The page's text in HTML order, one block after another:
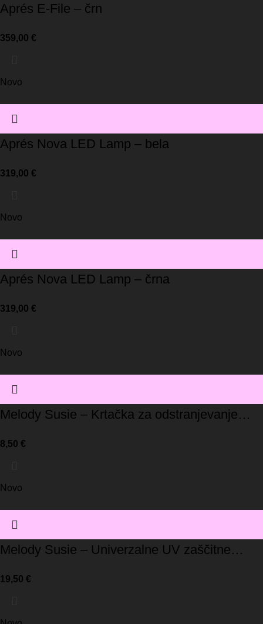
Aprés E-File – črn
359,00 €
Novo
Aprés Nova LED Lamp – bela
319,00 €
Novo
Aprés Nova LED Lamp – črna
319,00 €
Novo
Melody Susie – Krtačka za odstranjevanje
8,50 €
Novo
Melody Susie – Univerzalne UV zaščitne
19,50 €